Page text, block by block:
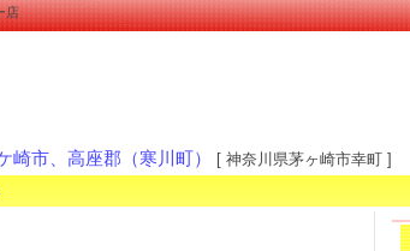
店
崎市、高座郡（寒川町） [ 神奈川県茅ヶ崎市幸町 ]